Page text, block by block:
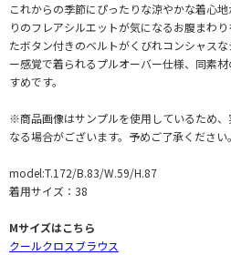
これからの季節にぴったりな涼やかな着心
りのフレアシルエットが気になるお腹まわ
たボタン付きのベルトがくびれコンシャス
ー感覚で着られるプルオーバー仕様、同素
すめです。
※商品画像はサンプルを使用しているため
なる場合がございます。予めご了承ください。
model:T.172/B.83/W.59/H.87
着用サイズ：38
Mサイズはこちら
クールクロスブラウス